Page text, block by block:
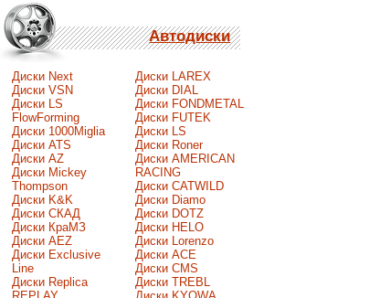
Автодиски
Диски Next
Диски VSN
Диски LS
FlowForming
Диски 1000Miglia
Диски ATS
Диски AZ
Диски Mickey
Thompson
Диски K&K
Диски СКАД
Диски КраМЗ
Диски AEZ
Диски Exclusive
Line
Диски Replica
Диски LAREX
Диски DIAL
Диски FONDMETAL
Диски FUTEK
Диски LS
Диски Roner
Диски AMERICAN
RACING
Диски CATWILD
Диски Diamo
Диски DOTZ
Диски HELO
Диски Lorenzo
Диски ACE
Диски CMS
Диски TREBL